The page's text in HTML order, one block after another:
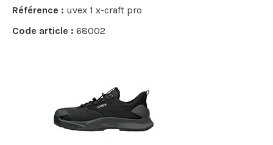
Référence : uvex 1 x-craft pro
Code article : 68002